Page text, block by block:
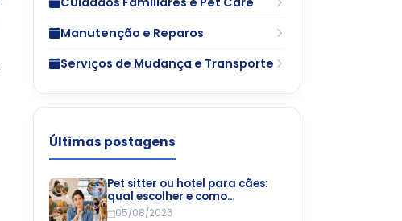
Manutenção e Reparos
Serviços de Mudança e Transporte
Últimas postagens
Pet sitter ou hotel para cães:
qual escolher e como
encontrar
05/08/2026